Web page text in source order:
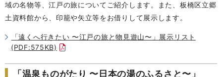
域の名物等、江戸の旅についてご紹介します。また、板橋区立郷
土資料館から、印籠や矢立等をお借りして展示します。
「遠くへ行きたい 〜江戸の旅と物見遊山〜」展示リスト
(PDF:575KB)
「温泉ものがたり 〜日本の湯のふるさと〜」